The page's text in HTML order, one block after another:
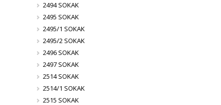
2494 SOKAK
2495 SOKAK
2495/1 SOKAK
2495/2 SOKAK
2496 SOKAK
2497 SOKAK
2514 SOKAK
2514/1 SOKAK
2515 SOKAK